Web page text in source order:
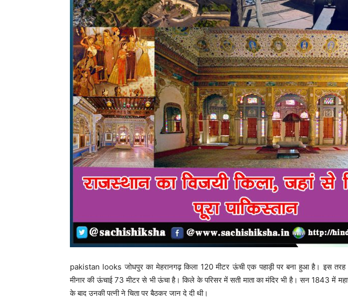
pakistan looks जोधपुर का मेहरानगढ़ किला 120 मीटर ऊंची एक पहाड़ी पर बना हुआ है। इस
मीनार की ऊंचाई 73 मीटर से भी ऊंचा है। किले के परिसर में सती माता का मंदिर भी है। सन 1843 में
के बाद उनकी पत्नी ने चिता पर बैठकर जान दे दी थी।